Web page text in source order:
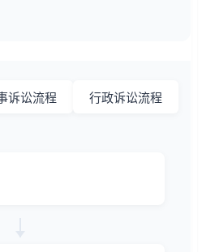
诉讼流程 行政诉讼流程